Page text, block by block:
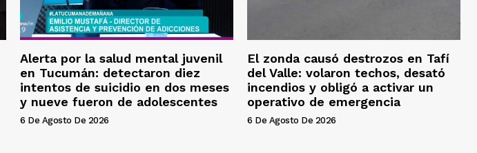
Alerta por la salud mental juvenil
en Tucumán: detectaron diez
intentos de suicidio en dos meses
y nueve fueron de adolescentes
6 De Agosto De 2026
El zonda causó destrozos en Tafí
del Valle: volaron techos, desató
incendios y obligó a activar un
operativo de emergencia
6 De Agosto De 2026